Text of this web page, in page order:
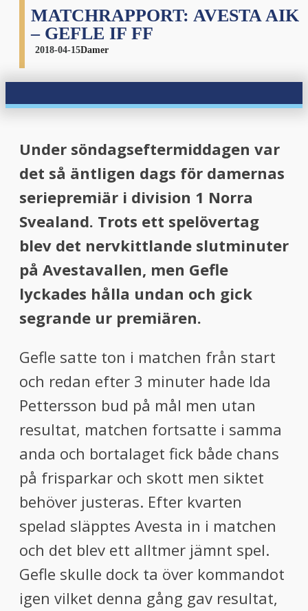
MATCHRAPPORT: AVESTA AIK
– GEFLE IF FF
2018-04-15Damer
Under söndagseftermiddagen var
det så äntligen dags för damernas
seriepremiär i division 1 Norra
Svealand. Trots ett spelövertag
blev det nervkittlande slutminuter
på Avestavallen, men Gefle
lyckades hålla undan och gick
segrande ur premiären.
Gefle satte ton i matchen från start
och redan efter 3 minuter hade Ida
Pettersson bud på mål men utan
resultat, matchen fortsatte i samma
anda och bortalaget fick både chans
på frisparkar och skott men siktet
behöver justeras. Efter kvarten
spelad släpptes Avesta in i matchen
och det blev ett alltmer jämnt spel.
Gefle skulle dock ta över kommandot
igen vilket denna gång gav resultat,